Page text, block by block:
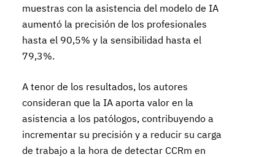
muestras con la asistencia del modelo de IA
aumentó la precisión de los profesionales
hasta el 90,5% y la sensibilidad hasta el
79,3%.
A tenor de los resultados, los autores
consideran que la IA aporta valor en la
asistencia a los patólogos, contribuyendo a
incrementar su precisión y a reducir su carga
de trabajo a la hora de detectar CCRm en